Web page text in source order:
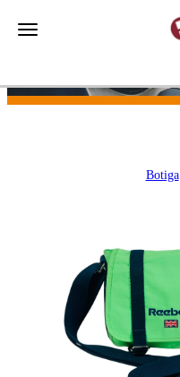
Toggle navigation
Botiga